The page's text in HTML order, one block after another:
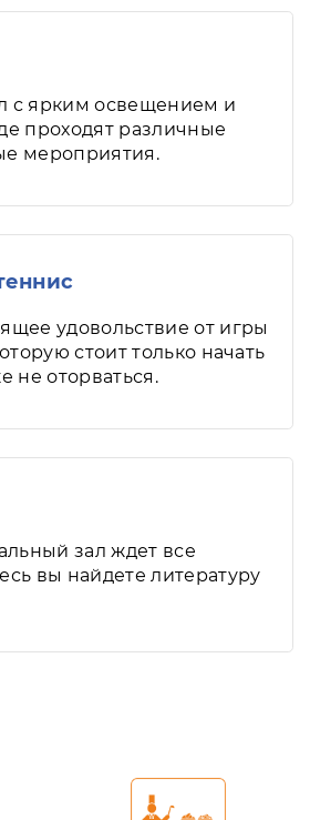
с ярким освещением и
проходят различные
мероприятия.
удовольствие от игры
стоит только начать
не оторваться.
зал ждет все
вы найдете литературу